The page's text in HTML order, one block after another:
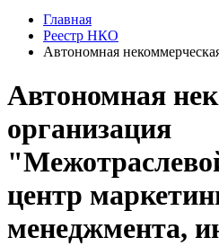
Главная
Реестр НКО
Автономная
Автономная
организация
центр
менеджмента,